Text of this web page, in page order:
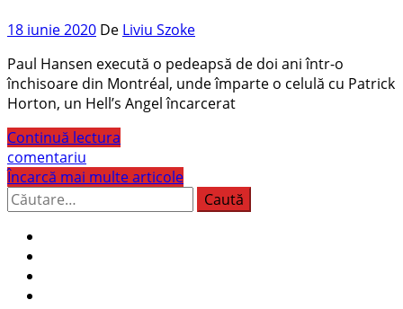
18 iunie 2020 De Liviu Szoke
Paul Hansen execută o pedeapsă de doi ani într-o
închisoare din Montréal, unde împarte o celulă cu Patrick
Horton, un Hell’s Angel încarcerat
Continuă lectura
comentariu
Încarcă mai multe articole
Caută
după: